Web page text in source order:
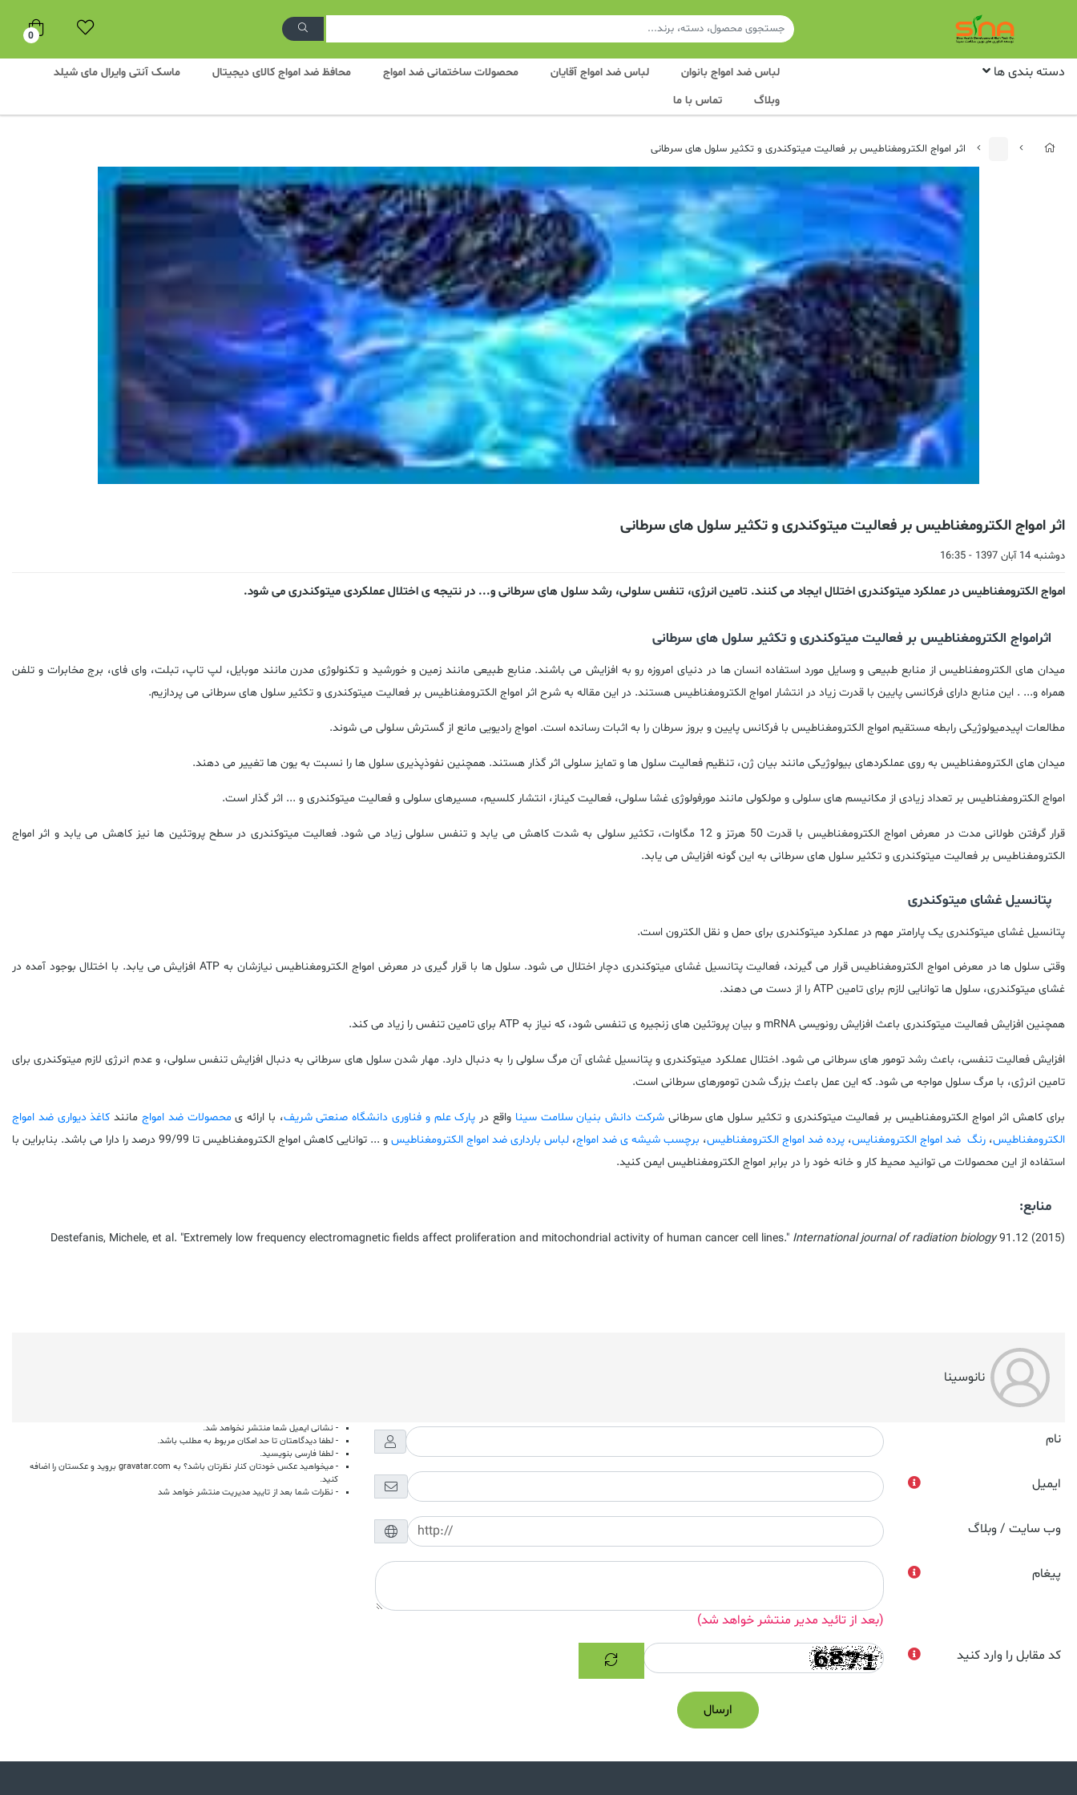
0
دسته بندی ها لباس ضد امواج بانوان لباس ضد امواج آقایان محصولات ساختمانی ضد امواج محافظ ضد امواج کالای دیجیتال
ماسک آنتی وایرال مای شیلد
وبلاگ
تماس با ما
اثر امواج الکترومغناطیس بر فعالیت میتوکندری و تکثیر سلول های سرطانی
اثر امواج الکترومغناطیس بر فعالیت میتوکندری و تکثیر سلول های سرطانی
دوشنبه 14 آبان 1397 - 16:35
امواج الکترومغناطیس در عملکرد میتوکندری اختلال ایجاد می کنند. تامین انرژی، تنفس سلولی، رشد سلول های سرطانی و... در نتیجه ی اختلال عملکردی میتوکندری می شود.
اثرامواج الکترومغناطیس بر فعالیت میتوکندری و تکثیر سلول های سرطانی
میدان های الکترومغناطیس از منابع طبیعی و وسایل مورد استفاده انسان ها در دنیای امروزه رو به افزایش می باشند. منابع طبیعی مانند زمین و خورشید و تکنولوژی مدرن مانند موبایل، لپ تاپ، تبلت، وای فای، برج مخابرات و تلفن
همراه و... . این منابع دارای فرکانسی پایین با قدرت زیاد در انتشار امواج الکترومغناطیس هستند. در این مقاله به شرح اثر امواج الکترومغناطیس بر فعالیت میتوکندری و تکثیر سلول های سرطانی می پردازیم.
مطالعات اپیدمیولوژیکی رابطه مستقیم امواج الکترومغناطیس با فرکانس پایین و بروز سرطان را به اثبات رسانده است. امواج رادیویی مانع از گسترش سلولی می شوند.
میدان های الکترومغناطیس به روی عملکردهای بیولوژیکی مانند بیان ژن، تنظیم فعالیت سلول ها و تمایز سلولی اثر گذار هستند. همچنین نفوذپذیری سلول ها را نسبت به یون ها تغییر می دهند.
امواج الکترومغناطیس بر تعداد زیادی از مکانیسم های سلولی و مولکولی مانند مورفولوژی غشا سلولی، فعالیت کیناز، انتشار کلسیم، مسیرهای سلولی و فعالیت میتوکندری و ... اثر گذار است.
قرار گرفتن طولانی مدت در معرض امواج الکترومغناطیس با قدرت 50 هرتز و 12 مگاوات، تکثیر سلولی به شدت کاهش می یابد و تنفس سلولی زیاد می شود. فعالیت میتوکندری در سطح پروتئین ها نیز کاهش می یابد و اثر امواج
الکترومغناطیس بر فعالیت میتوکندری و تکثیر سلول های سرطانی به این گونه افزایش می یابد.
پتانسیل غشای میتوکندری
پتانسیل غشای میتوکندری یک پارامتر مهم در عملکرد میتوکندری برای حمل و نقل الکترون است.
وقتی سلول ها در معرض امواج الکترومغناطیس قرار می گیرند، فعالیت پتانسیل غشای میتوکندری دچار اختلال می شود. سلول ها با قرار گیری در معرض امواج الکترومغناطیس نیازشان به ATPافزایش می یابد. با اختلال بوجود آمده در
غشای میتوکندری، سلول ها توانایی لازم برای تامین ATP را از دست می دهند.
همچنین افزایش فعالیت میتوکندری باعث افزایش رونویسی mRNA و بیان پروتئین های زنجیره ی تنفسی شود، که نیاز به ATP برای تامین تنفس را زیاد می کند.
افزایش فعالیت تنفسی، باعث رشد تومور های سرطانی می شود. اختلال عملکرد میتوکندری و پتانسیل غشای آن مرگ سلولی را به دنبال دارد. مهار شدن سلول های سرطانی به دنبال افزایش تنفس سلولی، و عدم انرژی لازم میتوکندری برای
تامین انرژی، با مرگ سلول مواجه می شود. که این عمل باعث بزرگ شدن تومورهای سرطانی است.
برای کاهش اثر امواج الکترومغناطیس بر فعالیت میتوکندری و تکثیر سلول های سرطانیشرکت دانش بنیان سلامت سینا واقع در پارک علم و فناوری دانشگاه صنعتی شریف، با ارائه یمحصولات ضد امواج مانند کاغذ دیواری ضد امواج
الکترومغناطیس، رنگ ضد امواج الکترومغنایس، پرده ضد امواج الکترومغناطیس، برچسب شیشه ی ضد امواج، لباس بارداری ضد امواج الکترومغناطیس
و ... توانایی کاهش امواج الکترومغناطیس تا 99/99 درصد را دارا می باشد. بنابراین با
استفاده از این محصولات می توانید محیط کار و خانه خود را در برابر امواج الکترومغناطیس ایمن کنید.
منابع:
Destefanis, Michele, et al. "Extremely low frequency electromagnetic fields affect proliferation and mitochondrial activity of human cancer cell lines." International journal of radiation biology91.12 (2015)
نانوسینا
نام
ایمیل
وب سایت / وبلاگ
پیغام
(بعد از تائید مدیر منتشر خواهد شد)
کد مقابل را وارد کنید
ارسال
- نشانی ایمیل شما منتشر نخواهد شد.
- لطفا دیدگاهتان تا حد امکان مربوط به مطلب باشد.
- لطفا فارسی بنویسید.
- میخواهید عکس خودتان کنار نظرتان باشد؟ به gravatar.com بروید و عکستان را اضافه
کنید.
- نظرات شما بعد از تایید مدیریت منتشر خواهد شد